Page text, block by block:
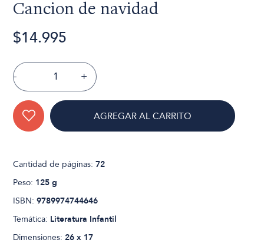
Cancion de navidad
$14.995
- +
AGREGAR AL CARRITO
Cantidad de páginas:72
Peso: 125 g
ISBN:9789974744646
Temática: Literatura Infantil
Dimensiones:26 x 17